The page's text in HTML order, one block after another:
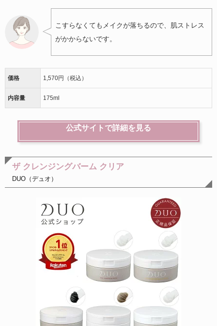
こすらなくてもメイクが落ちるので、肌ストレス
がかからないです。
価格 1,570円（税込）
内容量 175ml
公式サイトで詳細を見る
ザ クレンジングバーム クリア
DUO（デュオ）